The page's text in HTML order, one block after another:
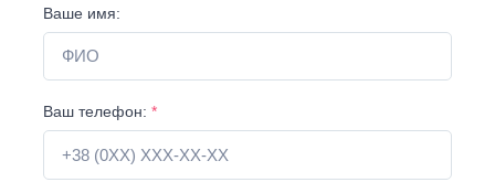
Ваше имя:
Ваш телефон: *